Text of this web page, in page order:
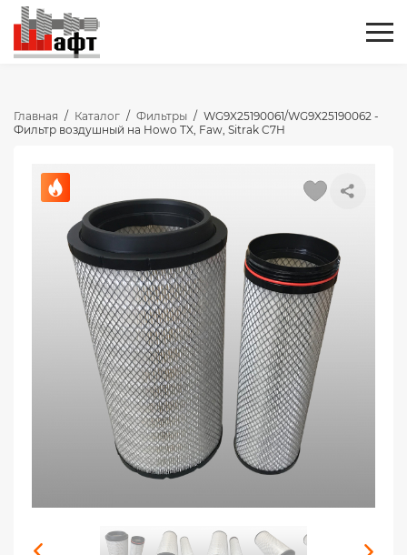
Главная / Каталог / Фильтры / WG9X25190061/WG9X25190062 -
Фильтр воздушный на Howo TX, Faw, Sitrak C7H